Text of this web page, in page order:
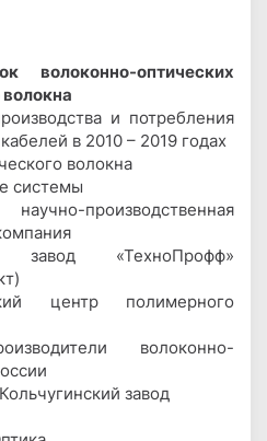
волоконно-оптических
волокна
и потребления
в 2010 – 2019 годах
волокна
системы
производственная
завод «ТехноПрофф»
центр полимерного
волоконно-
завод